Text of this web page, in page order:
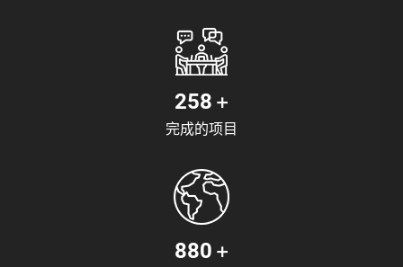
320 +
完成的项目
1100+